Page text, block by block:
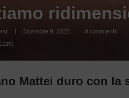
Dicembre 9, 2025
0 comments
Mattei duro con la